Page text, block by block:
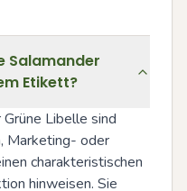
Salamander
Etikett?
Libelle sind
Marketing- oder
charakteristischen
hinweisen. Sie